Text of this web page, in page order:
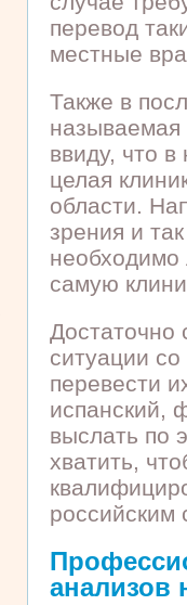
перевод
местные
Также в
называемая
ввиду, что
целая
области.
зрения и
необходимо
самую
Достаточно
ситуации
перевести
испанский,
выслать по
хватить,
анализов